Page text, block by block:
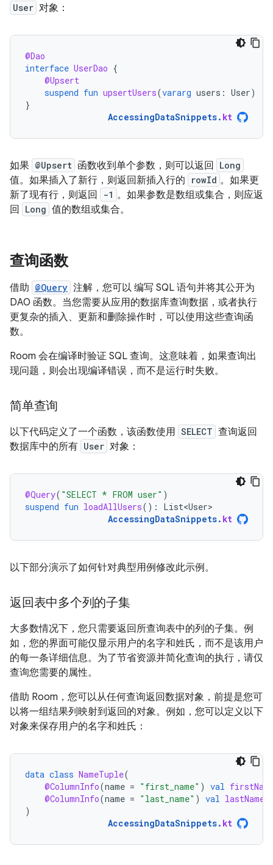
User 对象：
@Dao
interface UserDao {
@Upsert
suspend fun upsertUsers(vararg users : User)
}
AccessingDataSnippets. kt
如果 @Upsert 函数收到单个参数，则可以返回 Long
值。如果插入了新行，则返回新插入行的 rowId 。如果更
新了现有行，则返回
-1 。如果参数是数组或集合，则应返
回
Long 值的数组或集合。
查询函数
借助 @Query 注解，您可以 编写 SQL 语句并将其公开为
DAO 函数。当您需要从应用的数据库查询数据，或者执行
更复杂的插入、更新和删除操作时，可以使用这些查询函
数。
Room 会在编译时验证 SQL 查询。这意味着，如果查询出
现问题，则会出现编译错误，而不是运行时失败。
简单查询
以下代码定义了一个函数，该函数使用 SELECT 查询返回
数据库中的所有 User 对象：
@Query( "SELECT * FROM user" )
suspend fun loadAllUsers():
List<User>
AccessingDataSnippets. kt
以下部分演示了如何针对典型用例修改此示例。
返回表中多个列的子集
大多数情况下，您只需要返回所查询表中的列的子集。例
如，您的界面可能仅显示用户的名字和姓氏，而不是该用户
的每一条详细信息。为了节省资源并简化查询的执行，请仅
查询您需要的属性。
借助 Room，您可以从任何查询返回数据对象，前提是您可
以将一组结果列映射到返回的对象。例如，您可以定义以下
对象来保存用户的名字和姓氏：
data class NameTuple(
@ColumnInfo(name = "first_name" ) val
@ColumnInfo(name = "last_name" ) val lastName
)
AccessingDataSnippets. kt